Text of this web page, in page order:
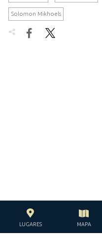
Solomon Mikhoels
 
LUGARES MAPA